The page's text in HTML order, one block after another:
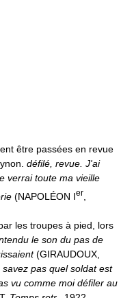
être passées en revue
défilé, revue. J'ai
verrai toute ma vieille
(NAPOLÉON Ier
les troupes à pied, lors
le son du pas de
(GIRAUDOUX,
savez pas quel soldat est
vu comme moi défiler au